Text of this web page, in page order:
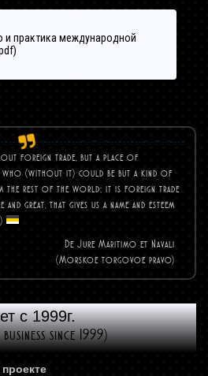
и практика международной
foreign trade, but a place of
who (without it) could be but a kind of
the rest of the world; it is foreign trade
great, that gives us a name and esteem
De Jure Maritimo et Navali
(Morskoe torgovoe pravo)
с 1999г.
since 1999)